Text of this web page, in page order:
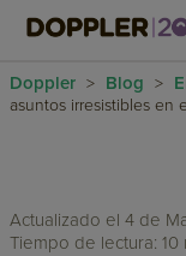
Doppler > Blog >
asuntos irresistibles en
Actualizado el 4 de
Tiempo de lectura: 10